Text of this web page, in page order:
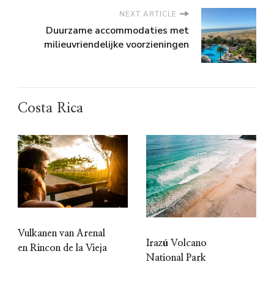
NEXT ARTICLE
Duurzame accommodaties met
milieuvriendelijke voorzieningen
Costa Rica
Vulkanen van Arenal
en Rincon de la Vieja
Irazú Volcano
National Park